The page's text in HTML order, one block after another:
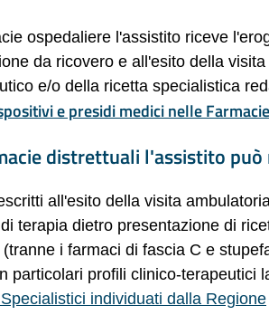
ospedaliere l'assistito riceve
da ricovero e all'esito della
e/o della ricetta specialistica
e presidi medici nelle
distrettuali l'assistito
all'esito della visita
terapia dietro presentazione di
i farmaci di fascia C e
particolari profili clinico-terapeutici
individuati dalla Regione